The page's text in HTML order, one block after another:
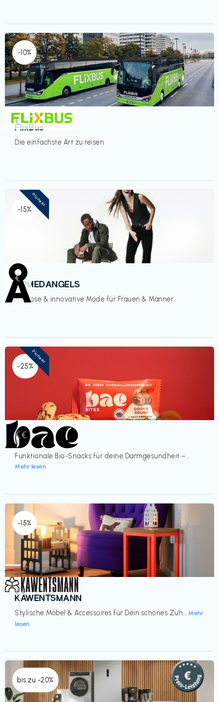
-10%
Mobilität
FlixBus
Die einfachste Art zu reisen
€‎
-15%
Mode
ARMEDANGELS
Zeitlose & innovative Mode für Frauen & Männer.
€‎
Pioneer
-25%
Lebensmittel
bae Treat
Funktionale Bio-Snacks für deine Darmgesundheit –...
Mehr lesen
€€‎
Pioneer
-15%
Einrichtung
KAWENTSMANN
Stylische Möbel & Accessoires für Dein schönes Zuh... Mehr
lesen
€€‎
bis zu -20%